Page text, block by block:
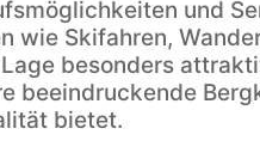
und
Skifahren,
besonders
beeindruckende
bietet.